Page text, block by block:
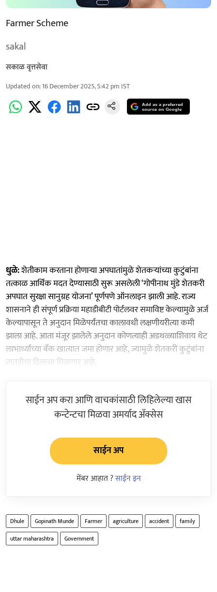
Farmer Scheme
sakal
सकाळ वृत्तसेवा
Updated on:16 December 2025, 5:42 pm IST
Add as a preferred
source on Google
​धुळे:शेतीकाम करताना होणाऱ्या अपघातांमुळे शेतकऱ्यांच्या कुटुंबांना
तत्काळ आर्थिक मदत देण्यासाठी सुरू असलेली ‘गोपीनाथ मुंडे शेतकरी
अपघात सुरक्षा सानुग्रह योजना’ पूर्णपणे ऑनलाइन झाली आहे. राज्य
शासनाने ही संपूर्ण प्रक्रिया महाडीबीटी पोर्टलवर समाविष्ट केल्यामुळे अर्ज
केल्यापासून ते अनुदान मिळेपर्यंतचा कालावधी लक्षणीयरीत्या कमी
झाला आहे. आता मंजूर झालेले अनुदान कोणत्याही अडथळ्याशिवाय थेट
लाभार्थ्यांच्या बँक खात्यात जमा होणार आहे, ज्यामुळे शेतकरी कुटुंबांना
तातडीचा दिलासा मिळणार आहे.
साईन अप करा आणि वाचकांसाठी लिहिलेल्या खास
कन्टेन्टचा मिळवा अमर्याद ॲक्सेस
साईन अप
मेंबर आहात ?साईन इन
Dhule Gopinath Munde Farmer agriculture accident
family
uttar maharashtra
Government